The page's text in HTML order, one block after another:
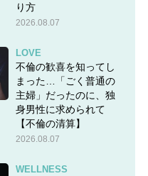
り方
2026.08.07
LOVE
不倫の歓喜を知ってし
まった…「ごく普通の
主婦」だったのに、独
身男性に求められて
【不倫の清算】
2026.08.07
WELLNESS